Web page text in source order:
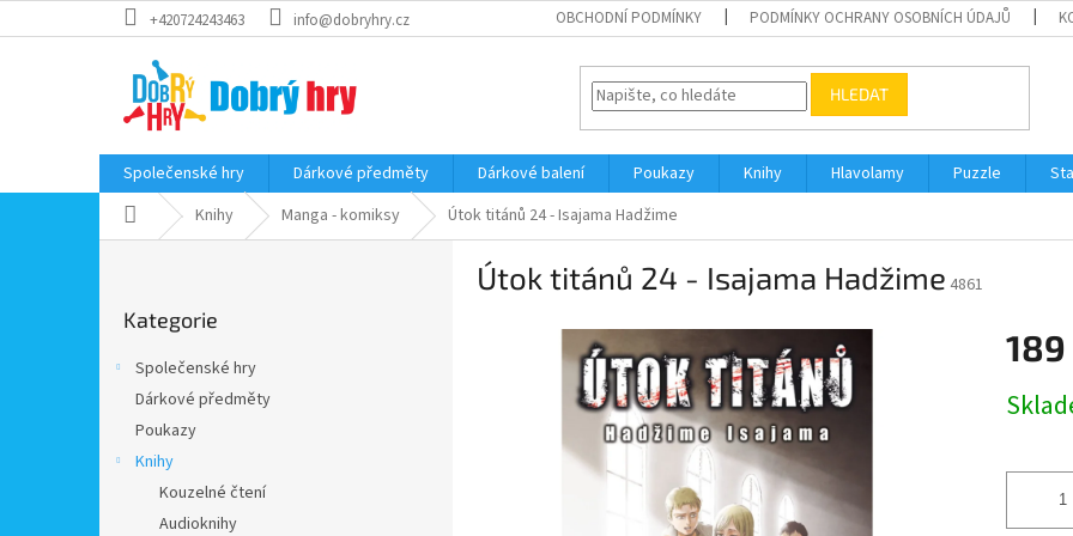
na
+420724243463 info@dobryhry.cz OBCHODNÍ PODMÍNKY PODMÍNKY OCHRANY OSOBNÍCH ÚDAJŮ
HLEDAT
Společenské hry Dárkové předměty Dárkové balení Poukazy Knihy Hlavolamy Puzzle
Domů Knihy Manga - komiksy Útok titánů 24 - Isajama Hadžime
kategorie
Kategorie
Společenské hry
Dárkové předměty
Poukazy
Knihy
Kouzelné čtení
Audioknihy
Útok titánů 24 - Isajama Hadžime 4861
189
cena: